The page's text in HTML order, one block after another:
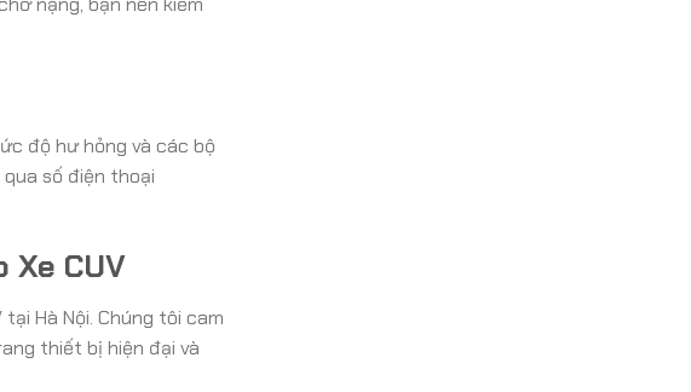
độ hư hỏng và các bộ
số điện thoại
CUV
Hà Nội. Chúng tôi cam
thiết bị hiện đại và